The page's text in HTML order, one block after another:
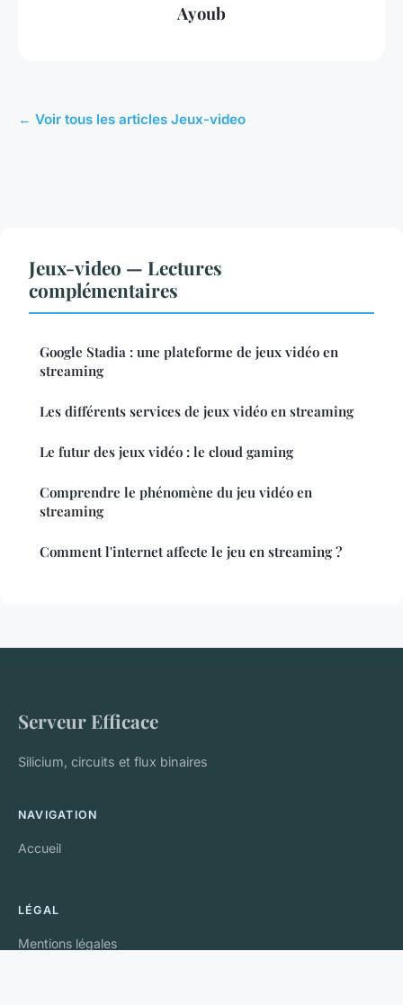
Ayoub
← Voir tous les articles Jeux-video
Jeux-video — Lectures
complémentaires
Google Stadia : une plateforme de jeux vidéo en
streaming
Les différents services de jeux vidéo en streaming
Le futur des jeux vidéo : le cloud gaming
Comprendre le phénomène du jeu vidéo en
streaming
Comment l'internet affecte le jeu en streaming ?
Serveur Efficace
Silicium, circuits et flux binaires
NAVIGATION
Accueil
LÉGAL
Mentions légales